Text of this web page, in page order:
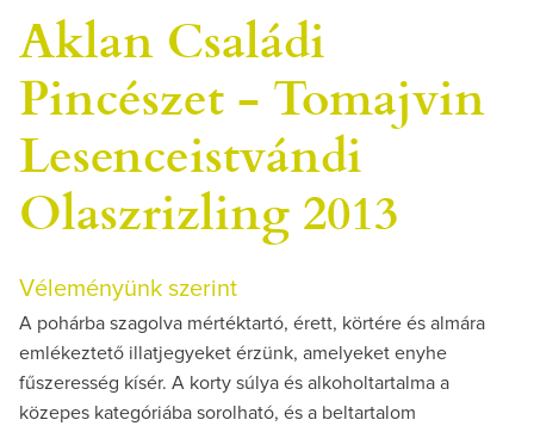
Aklan Családi
Pincészet - Tomajvin
Lesenceistvándi
Olaszrizling 2013
Véleményünk szerint
A pohárba szagolva mértéktartó, érett, körtére és almára
emlékeztető illatjegyeket érzünk, amelyeket enyhe
fűszeresség kísér. A korty súlya és alkoholtartalma a
közepes kategóriába sorolható, és a beltartalom